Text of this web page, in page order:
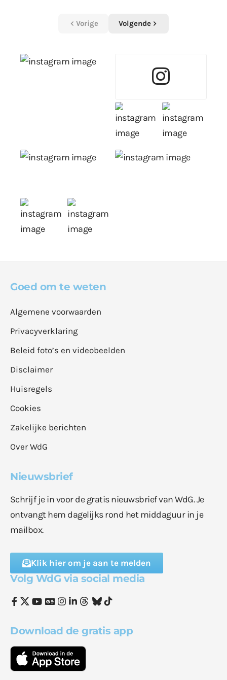
Vorige Volgende
Goed om te weten
Algemene voorwaarden
Privacyverklaring
Beleid foto’s en videobeelden
Disclaimer
Huisregels
Cookies
Zakelijke berichten
Over WdG
Nieuwsbrief
Schrijf je in voor de gratis nieuwsbrief van WdG. Je
ontvangt hem dagelijks rond het middaguur in je
mailbox.
Klik hier om je aan te melden
Volg WdG via social media
Download de gratis app